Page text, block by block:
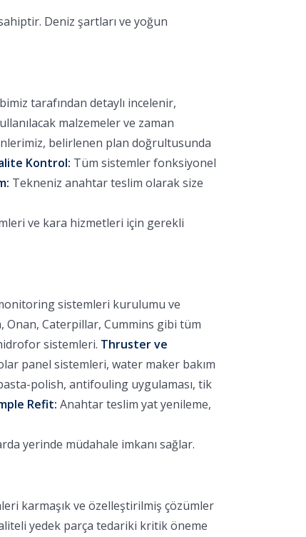
Deniz şartları ve yoğun
tarafından detaylı incelenir,
malzemeler ve zaman
belirlenen plan doğrultusunda
Kontrol: Tüm sistemler fonksiyonel
Tekneniz anahtar teslim olarak size
ve kara hizmetleri için gerekli
sistemleri kurulumu ve
Onan, Caterpillar, Cummins gibi tüm
sistemleri. Thruster ve
panel sistemleri, water maker bakım
polish, antifouling uygulaması, tik
Refit: Anahtar teslim yat yenileme,
yerinde müdahale imkanı sağlar.
karmaşık ve özelleştirilmiş çözümler
yedek parça tedariki kritik öneme